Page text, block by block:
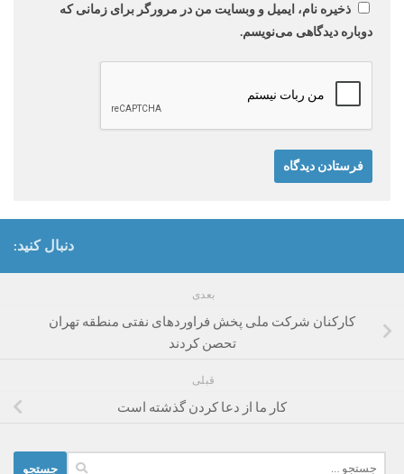
ذخیره نام، ایمیل و وبسایت من در مرورگر برای زمانی که
دوباره دیدگاهی می‌نویسم.
دنبال کنید:
بعدی
کارکنان شرکت ملی پخش فراوردهای نفتی منطقه تهران
تحصن کردند
قبلی
کار ما از دعا کردن گذشته است